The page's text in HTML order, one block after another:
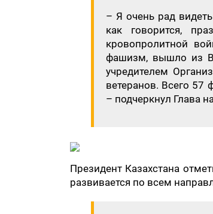
– Я очень рад
как говорится,
кровопролитной
фашизм, вышло из
учредителем
ветеранов. Всего 57
– подчеркнул Глава
Президент Казахстана
развивается по всем